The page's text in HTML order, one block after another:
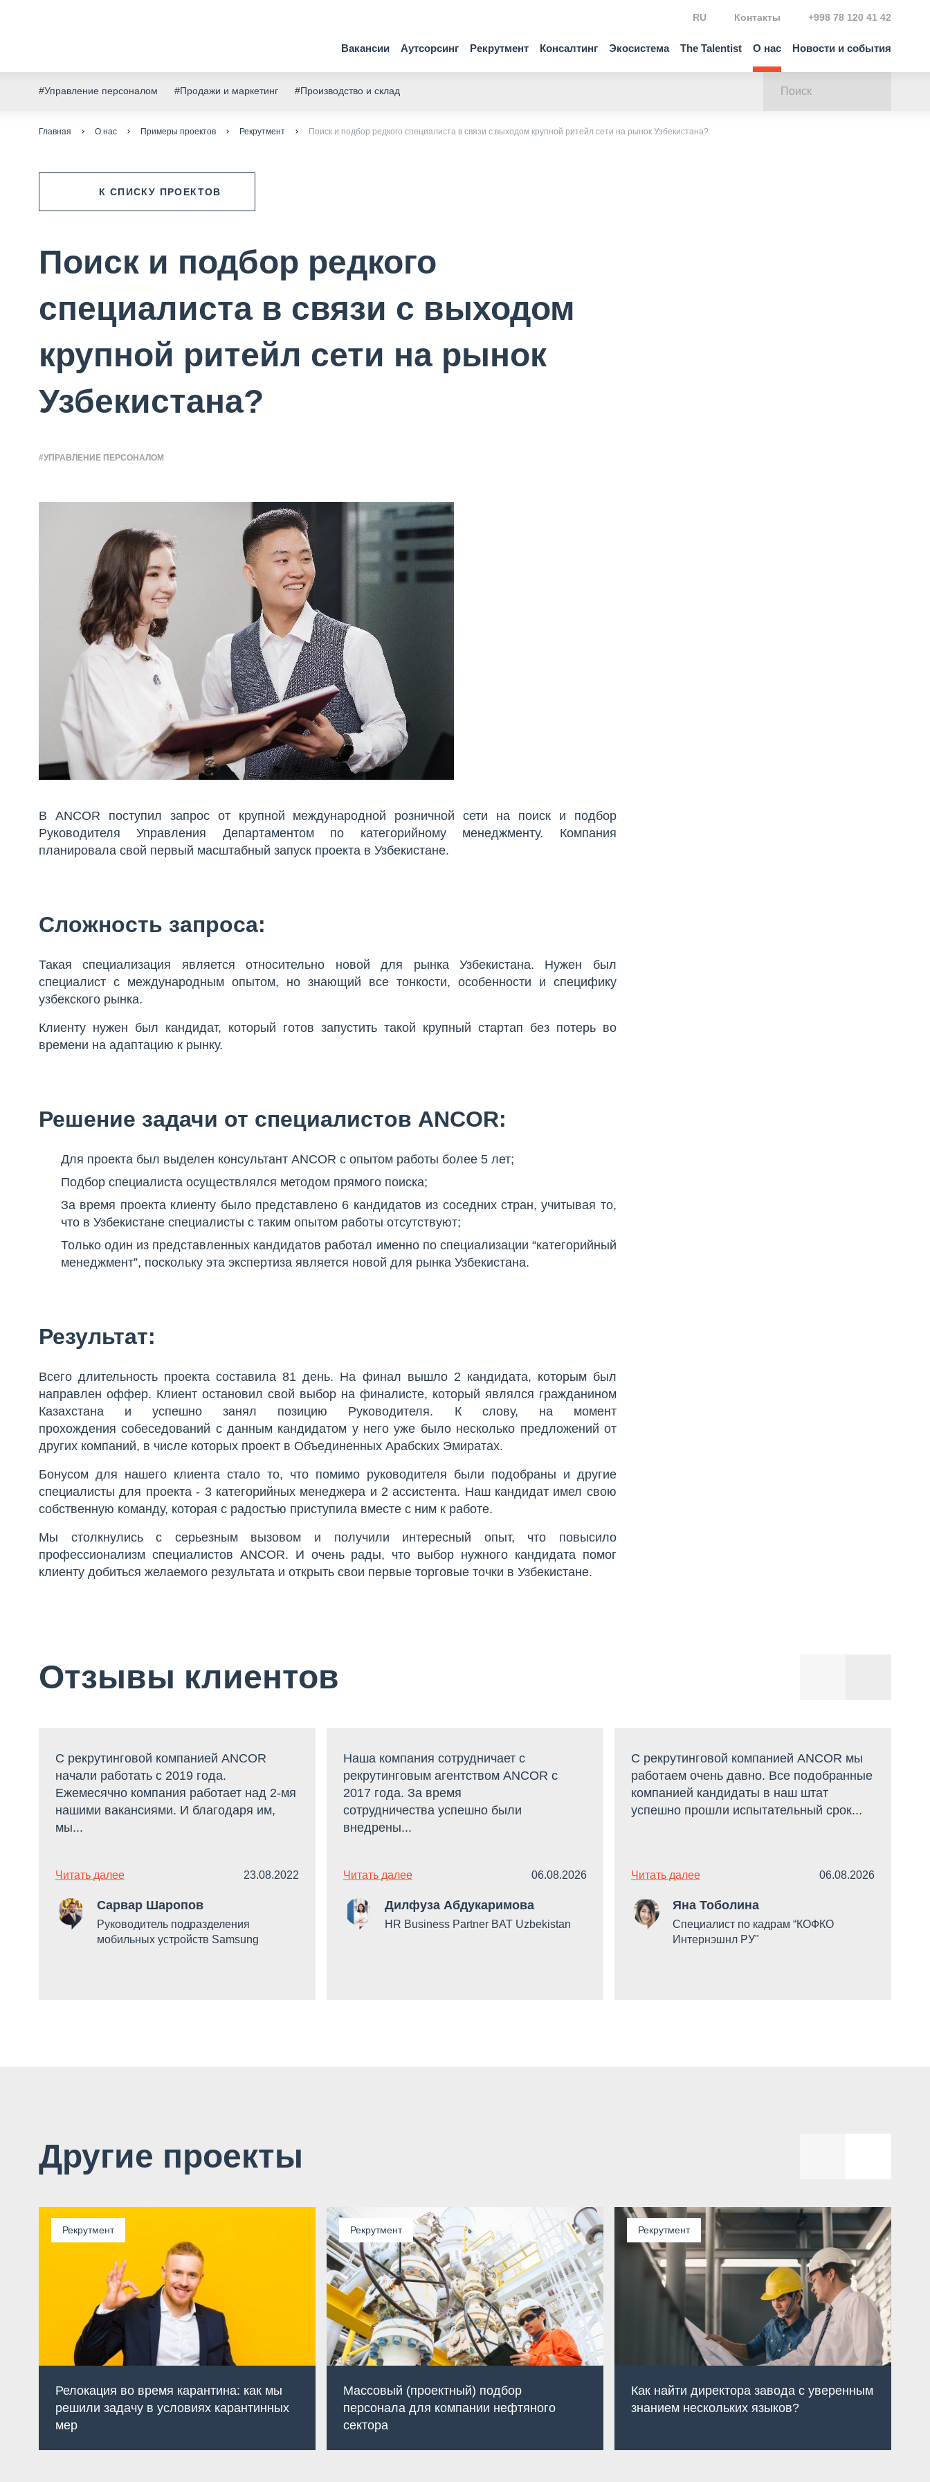
Вакансии Аутсорсинг Рекрутмент Консалтинг Экосистема The Talentist О нас Новости и события
RU Контакты +998 78 120 41 42
#Управление персоналом #Продажи и маркетинг #Производство и склад
Главная О нас Примеры проектов Рекрутмент Поиск и подбор редкого специалиста в связи с выходом крупной ритейл сети на рынок Узбекистана?
К СПИСКУ ПРОЕКТОВ
Поиск и подбор редкого
специалиста в связи с выходом
крупной ритейл сети на рынок
Узбекистана?
#УПРАВЛЕНИЕ ПЕРСОНАЛОМ
В ANCOR поступил запрос от крупной международной розничной сети на поиск и подбор
Руководителя Управления Департаментом по категорийному менеджменту. Компания
планировала свой первый масштабный запуск проекта в Узбекистане.
Сложность запроса:
Такая специализация является относительно новой для рынка Узбекистана. Нужен был
специалист с международным опытом, но знающий все тонкости, особенности и специфику
узбекского рынка.
Клиенту нужен был кандидат, который готов запустить такой крупный стартап без потерь во
времени на адаптацию к рынку.
Решение задачи от специалистов ANCOR:
Для проекта был выделен консультант ANCOR с опытом работы более 5 лет;
Подбор специалиста осуществлялся методом прямого поиска;
За время проекта клиенту было представлено 6 кандидатов из соседних стран, учитывая то,
что в Узбекистане специалисты с таким опытом работы отсутствуют;
Только один из представленных кандидатов работал именно по специализации “категорийный
менеджмент”, поскольку эта экспертиза является новой для рынка Узбекистана.
Результат:
Всего длительность проекта составила 81 день. На финал вышло 2 кандидата, которым был
направлен оффер. Клиент остановил свой выбор на финалисте, который являлся гражданином
Казахстана и успешно занял позицию Руководителя. К слову, на момент
прохождения собеседований с данным кандидатом у него уже было несколько предложений от
других компаний, в числе которых проект в Объединенных Арабских Эмиратах.
Бонусом для нашего клиента стало то, что помимо руководителя были подобраны и другие
специалисты для проекта - 3 категорийных менеджера и 2 ассистента. Наш кандидат имел свою
собственную команду, которая с радостью приступила вместе с ним к работе.
Мы столкнулись с серьезным вызовом и получили интересный опыт, что повысило
профессионализм специалистов ANCOR. И очень рады, что выбор нужного кандидата помог
клиенту добиться желаемого результата и открыть свои первые торговые точки в Узбекистане.
Отзывы клиентов
С рекрутинговой компанией ANCOR
начали работать c 2019 года.
Ежемесячно компания работает над 2-мя
нашими вакансиями. И благодаря им,
мы...
Читать далее 23.08.2022
Сарвар Шаропов
Руководитель подразделения
мобильных устройств Samsung
Наша компания сотрудничает с
рекрутинговым агентством ANCOR с
2017 года. За время
сотрудничества успешно были
внедрены...
Читать далее 06.08.2026
Дилфуза Абдукаримова
HR Business Partner BAT Uzbekistan
С рекрутинговой компанией ANCOR мы
работаем очень давно. Все подобранные
компанией кандидаты в наш штат
успешно прошли испытательный срок...
Читать далее 06.08.2026
Яна Тоболина
Специалист по кадрам “КОФКО
Интернэшнл РУ"
Другие проекты
Рекрутмент
Релокация во время карантина: как мы
решили задачу в условиях карантинных
мер
Рекрутмент
Массовый (проектный) подбор
персонала для компании нефтяного
сектора
Рекрутмент
Как найти директора завода с уверенным
знанием нескольких языков?